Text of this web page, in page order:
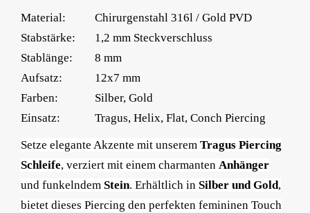
Material:
Chirurgenstahl 316l / Gold PVD
Stabstärke:
1,2 mm Steckverschluss
Stablänge:
8 mm
Aufsatz:
12x7 mm
Farben:
Silber, Gold
Einsatz:
Tragus, Helix, Flat, Conch Piercing
Setze elegante Akzente mit unserem Tragus Piercing
Schleife, verziert mit einem charmanten Anhänger
und funkelndem Stein. Erhältlich in Silber und Gold,
bietet dieses Piercing den perfekten femininen Touch